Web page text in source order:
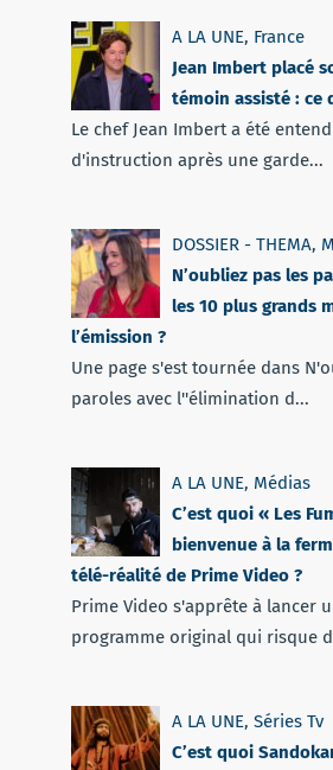
A LA UNE, France
Jean Imbert placé
témoin assisté : ce
Le chef Jean Imbert a été
d'instruction après une garde...
DOSSIER - THEMA,
N’oubliez pas les
les 10 plus grands
l’émission ?
Une page s'est tournée dans
paroles avec l''élimination d...
A LA UNE, Médias
C’est quoi « Les
bienvenue à la
télé-réalité de Prime Video ?
Prime Video s'apprête à lancer
programme original qui risque
A LA UNE, Séries Tv
C’est quoi